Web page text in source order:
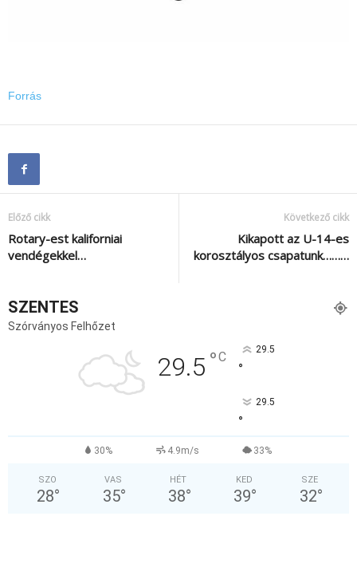
Forrás
Előző cikk
Rotary-est kaliforniai
vendégekkel…
Következő cikk
Kikapott az U-14-es
korosztályos csapatunk………
SZENTES
Szórványos Felhőzet
29.5 °C 29.5
°
29.5
°
30% 4.9m/s 33%
SZO
28°
VAS
35°
HÉT
38°
KED
39°
SZE
32°